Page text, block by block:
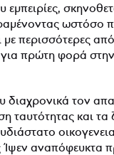
ωστόσο
με περισσότερες
πρώτη φορά
διαχρονικά τον
ταυτότητας και τα
αναπόφευκτα